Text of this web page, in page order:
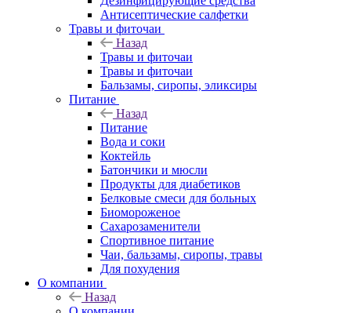
Антисептические салфетки
Травы и фиточаи
Назад
Травы и фиточаи
Травы и фиточаи
Бальзамы, сиропы, эликсиры
Питание
Назад
Питание
Вода и соки
Коктейль
Батончики и мюсли
Продукты для диабетиков
Белковые смеси для больных
Биомороженое
Сахарозаменители
Спортивное питание
Чаи, бальзамы, сиропы, травы
Для похудения
О компании
Назад